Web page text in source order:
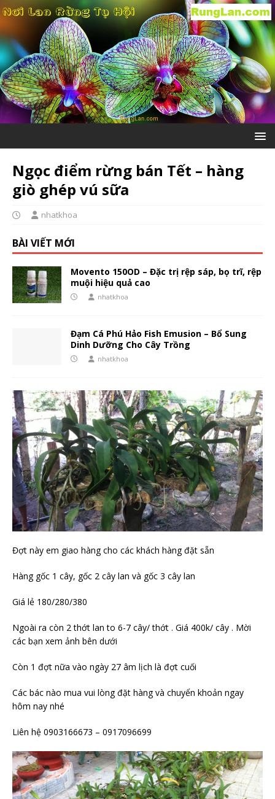
Ngọc điểm rừng bán Tết – hàng
giò ghép vú sữa
nhatkhoa
BÀI VIẾT MỚI
Movento 150OD – Đặc trị rệp sáp, bọ trĩ, rệp
muội hiệu quả cao
nhatkhoa
Đạm Cá Phú Hảo Fish Emusion – Bổ Sung
Dinh Dưỡng Cho Cây Trồng
nhatkhoa
Đợt này em giao hàng cho các khách hàng đặt sẵn
Hàng gốc 1 cây, gốc 2 cây lan và gốc 3 cây lan
Giá lẻ 180/280/380
Ngoài ra còn 2 thớt lan to 6-7 cây/ thớt . Giá 400k/ cây . Mời
các bạn xem ảnh bên dưới
Còn 1 đợt nữa vào ngày 27 âm lịch là đợt cuối
Các bác nào mua vui lòng đặt hàng và chuyển khoản ngay
hôm nay nhé
Liên hệ 0903166673 – 0917096699